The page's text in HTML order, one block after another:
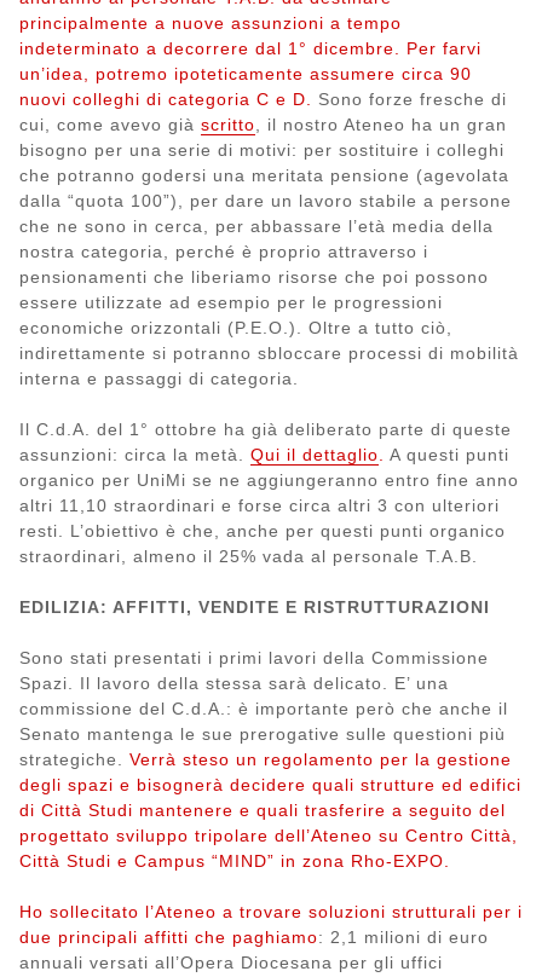
principalmente a nuove assunzioni a tempo
indeterminato a decorrere dal 1° dicembre. Per farvi
un’idea, potremo ipoteticamente assumere circa 90
nuovi colleghi di categoria C e D. Sono forze fresche di
cui, come avevo già scritto , il nostro Ateneo ha un gran
bisogno per una serie di motivi: per sostituire i colleghi
che potranno godersi una meritata pensione (agevolata
dalla “quota 100”), per dare un lavoro stabile a persone
che ne sono in cerca, per abbassare l’età media della
nostra categoria, perché è proprio attraverso i
pensionamenti che liberiamo risorse che poi possono
essere utilizzate ad esempio per le progressioni
economiche orizzontali (P.E.O.). Oltre a tutto ciò,
indirettamente si potranno sbloccare processi di mobilità
interna e passaggi di categoria.
Il C.d.A. del 1° ottobre ha già deliberato parte di queste
assunzioni: circa la metà. Qui il dettaglio
A questi punti
organico per UniMi se ne aggiungeranno entro fine anno
altri 11,10 straordinari e forse circa altri 3 con ulteriori
resti. L’obiettivo è che, anche per questi punti organico
straordinari, almeno il 25% vada al personale T.A.B.
EDILIZIA: AFFITTI, VENDITE E RISTRUTTURAZIONI
Sono stati presentati i primi lavori della Commissione
Spazi. Il lavoro della stessa sarà delicato. E’ una
commissione del C.d.A.: è importante però che anche il
Senato mantenga le sue prerogative sulle questioni più
strategiche. Verrà steso un regolamento per la gestione
degli spazi e bisognerà decidere quali strutture ed edifici
di Città Studi mantenere e quali trasferire a seguito del
progettato sviluppo tripolare dell’Ateneo su Centro Città,
Città Studi e Campus “MIND” in zona Rho-EXPO.
Ho sollecitato l’Ateneo a trovare soluzioni strutturali per i
due principali affitti che paghiamo: 2,1 milioni di euro
annuali versati all’Opera Diocesana per gli uffici